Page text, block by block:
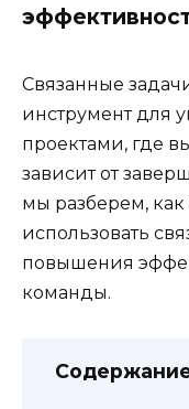
Связанные
инструмент для
проектами, где
зависит от
мы разберем,
использовать
повышения
команды.